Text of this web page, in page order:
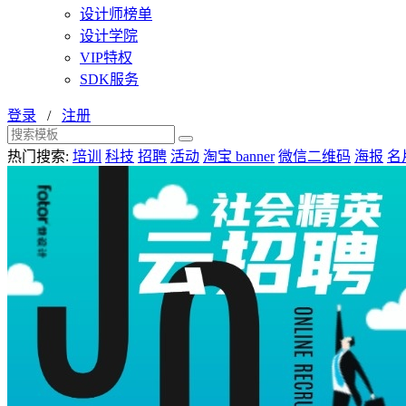
设计师榜单
设计学院
VIP特权
SDK服务
登录 / 注册
热门搜索: 培训 科技 招聘 活动 淘宝 banner 微信二维码 海报 名